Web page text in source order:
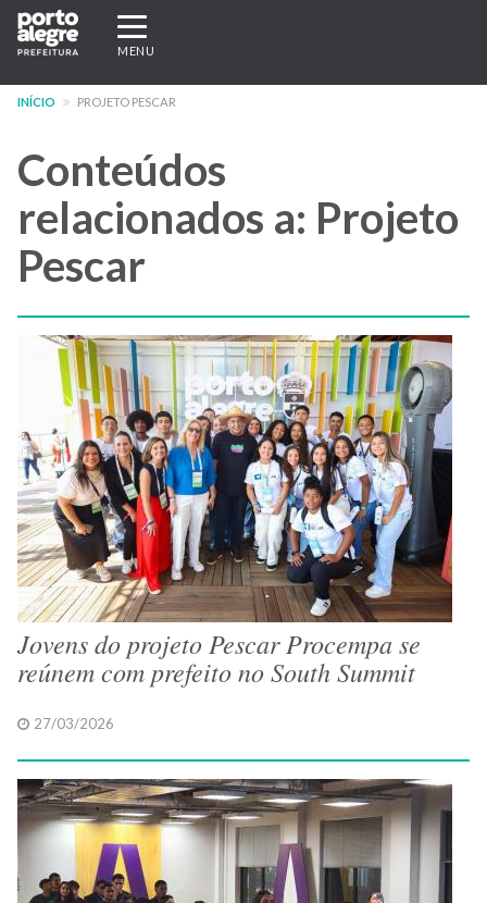
Pular
para
conteúdo
Expandir/recolher
navegação
MENU
INÍCIO PROJETO PESCAR
Conteúdos
relacionados a: Projeto
Pescar
Jovens do projeto Pescar Procempa se
reúnem com prefeito no South Summit
27/03/2026